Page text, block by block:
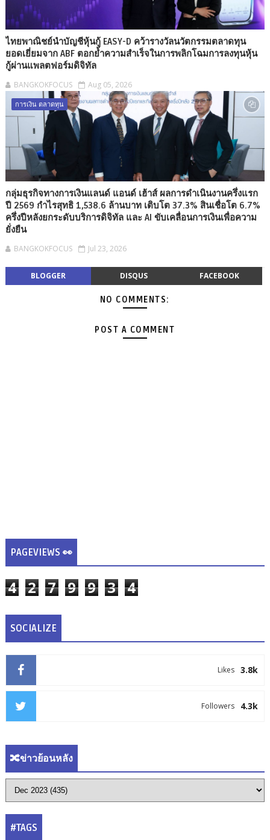
ไทยพาณิชย์นำบัญชีหุ้นกู้ EASY-D คว้ารางวัลนวัตกรรมตลาดทุน
ยอดเยี่ยมจาก ABF ตอกย้ำความสำเร็จในการพลิกโฉมการลงทุนหุ้น
กู้ผ่านแพลตฟอร์มดิจิทัล
BANGKOKFOCUS Aug 05, 2026
การเงิน ตลาดทุน
กลุ่มธุรกิจทางการเงินแลนด์ แอนด์ เฮ้าส์ ผลการดำเนินงานครึ่งแรก
ปี 2569 กำไรสุทธิ 1,538.6 ล้านบาท เติบโต 37.3% สินเชื่อโต 6.7%
ครึ่งปีหลังยกระดับบริการดิจิทัล และ AI ขับเคลื่อนการเงินเพื่อความ
ยั่งยืน
BANGKOKFOCUS Jul 23, 2026
BLOGGER DISQUS FACEBOOK
NO COMMENTS:
POST A COMMENT
PAGEVIEWS 👀
4 2 7 9 9 3 4
SOCIALIZE
3.8k
Likes
4.3k
Followers
🔀ข่าวย้อนหลัง
#TAGS